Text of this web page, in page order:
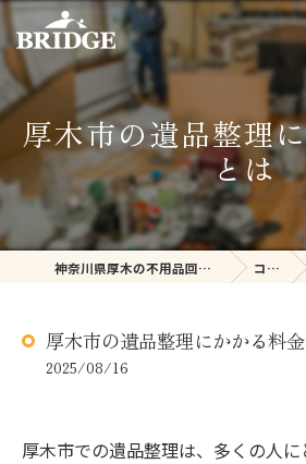
厚木市の遺品整理
とは
神奈川県厚木の不用品回収ならBRIDGE コラム
厚木市の遺品整理にかかる料
2025/08/16
厚木市での遺品整理は、多くの人